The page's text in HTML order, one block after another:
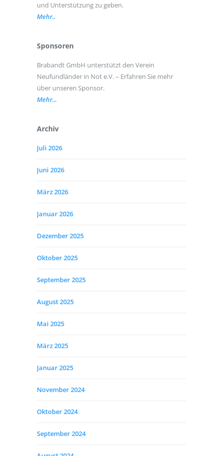
und Unterstützung zu geben.
Mehr..
Sponsoren
Brabandt GmbH unterstützt den Verein
Neufundländer in Not e.V. – Erfahren Sie mehr
über unseren Sponsor.
Mehr...
Archiv
Juli 2026
Juni 2026
März 2026
Januar 2026
Dezember 2025
Oktober 2025
September 2025
August 2025
Mai 2025
März 2025
Januar 2025
November 2024
Oktober 2024
September 2024